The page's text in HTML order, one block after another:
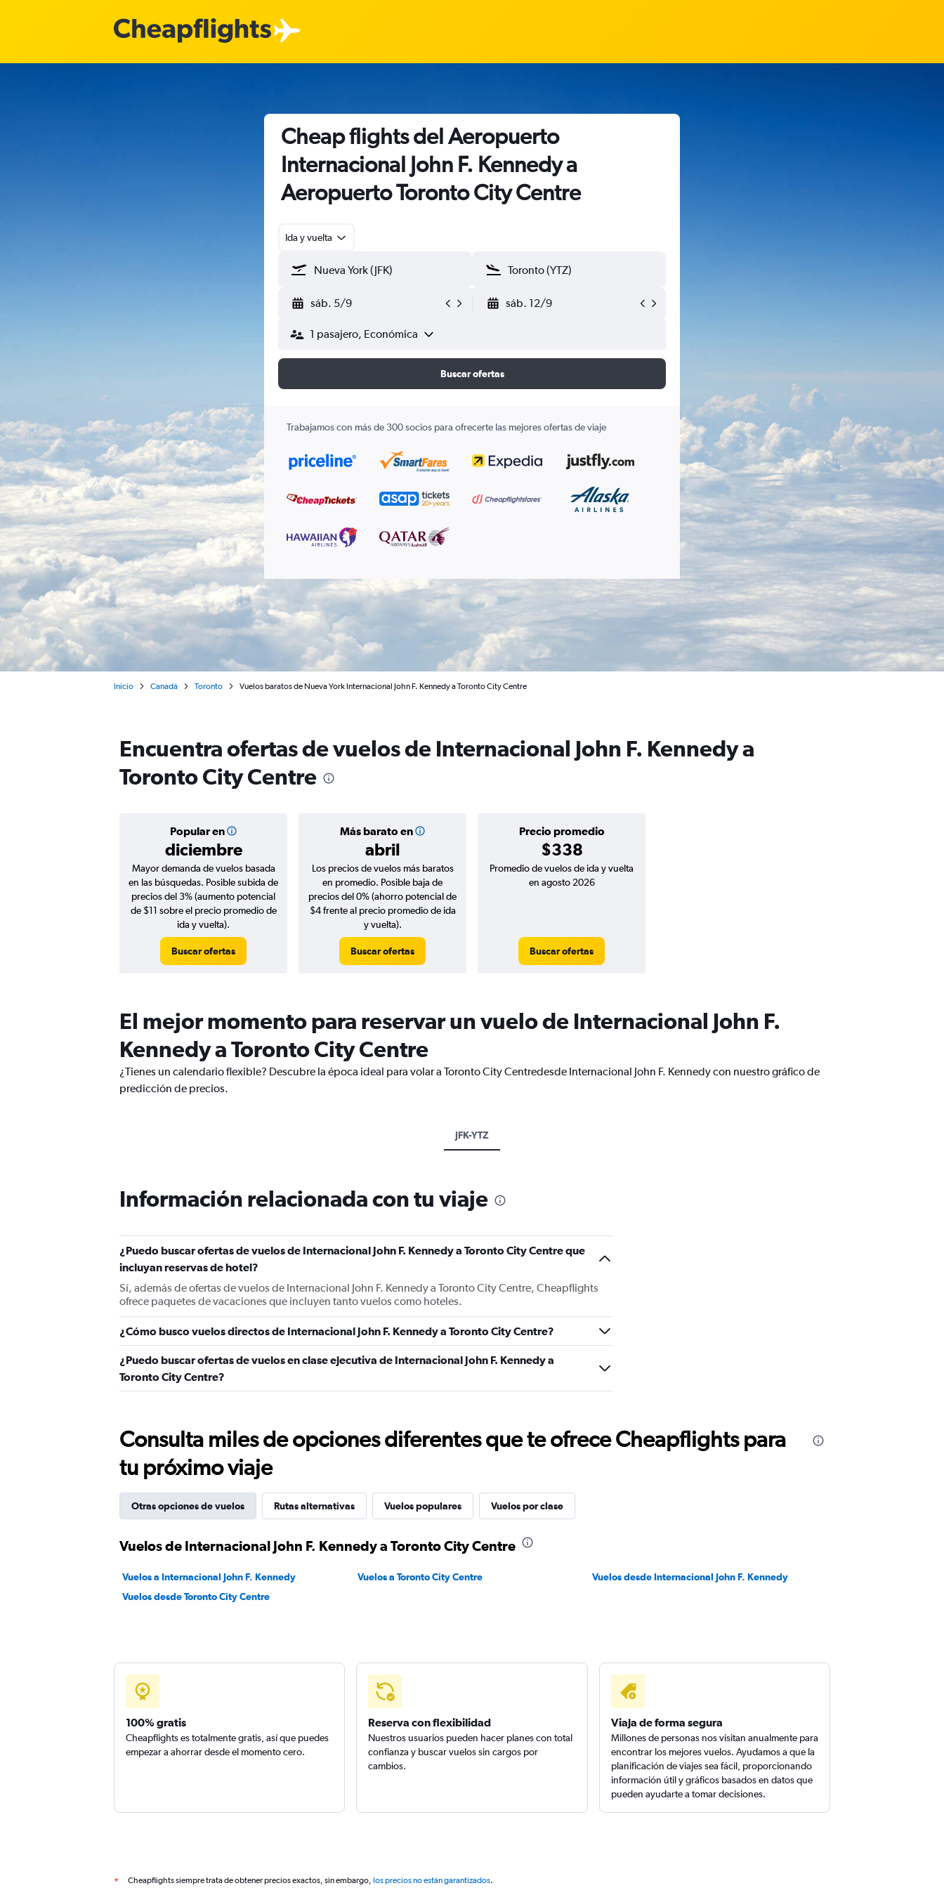
Cheap flights del Aeropuerto
Internacional John F. Kennedy a
Aeropuerto Toronto City Centre
Ida y vuelta
sáb. 5/9 sáb. 12/9
1 pasajero, Económica
Buscar ofertas
Trabajamos con más de 300 socios para ofrecerte las mejores ofertas de viaje
Inicio Canadá Toronto Vuelos baratos de Nueva York Internacional John F. Kennedy a Toronto City Centre
Encuentra ofertas de vuelos de Internacional John F. Kennedy a
Toronto City Centre
Popular en
diciembre
Más barato en
abril
Precio promedio
$338
Mayor demanda de vuelos basada
en las búsquedas. Posible subida de
precios del 3% (aumento potencial
de $11 sobre el precio promedio de
ida y vuelta).
Buscar ofertas
Los precios de vuelos más baratos
en promedio. Posible baja de
precios del 0% (ahorro potencial de
$4 frente al precio promedio de ida
y vuelta).
Buscar ofertas
Promedio de vuelos de ida y vuelta
en agosto 2026
Buscar ofertas
El mejor momento para reservar un vuelo de Internacional John F.
Kennedy a Toronto City Centre
¿Tienes un calendario flexible? Descubre la época ideal para volar a Toronto City Centredesde Internacional John F. Kennedy con nuestro gráfico de
predicción de precios.
JFK-YTZ
Información relacionada con tu viaje
¿Puedo buscar ofertas de vuelos de Internacional John F. Kennedy a Toronto City Centre que
incluyan reservas de hotel?
Sí, además de ofertas de vuelos de Internacional John F. Kennedy a Toronto City Centre, Cheapflights
ofrece paquetes de vacaciones que incluyen tanto vuelos como hoteles.
¿Cómo busco vuelos directos de Internacional John F. Kennedy a Toronto City Centre?
¿Puedo buscar ofertas de vuelos en clase ejecutiva de Internacional John F. Kennedy a
Toronto City Centre?
Consulta miles de opciones diferentes que te ofrece Cheapflights para
tu próximo viaje
Otras opciones de vuelos Rutas alternativas Vuelos populares Vuelos por clase
Vuelos de Internacional John F. Kennedy a Toronto City Centre
Vuelos a Internacional John F. Kennedy Vuelos a Toronto City Centre
Vuelos desde Internacional John F. Kennedy
Vuelos desde Toronto City Centre
100% gratis
Cheapflights es totalmente gratis, así que puedes
empezar a ahorrar desde el momento cero.
Reserva con flexibilidad
Nuestros usuarios pueden hacer planes con total
confianza y buscar vuelos sin cargos por
cambios.
Viaja de forma segura
Millones de personas nos visitan anualmente para
encontrar los mejores vuelos. Ayudamos a que la
planificación de viajes sea fácil, proporcionando
información útil y gráficos basados en datos que
pueden ayudarte a tomar decisiones.
* Cheapflights siempre trata de obtener precios exactos, sin embargo, los precios no están garantizados.